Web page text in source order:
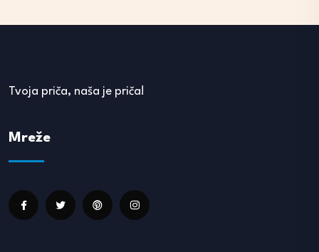
Tvoja priča, naša je priča!
Mreže